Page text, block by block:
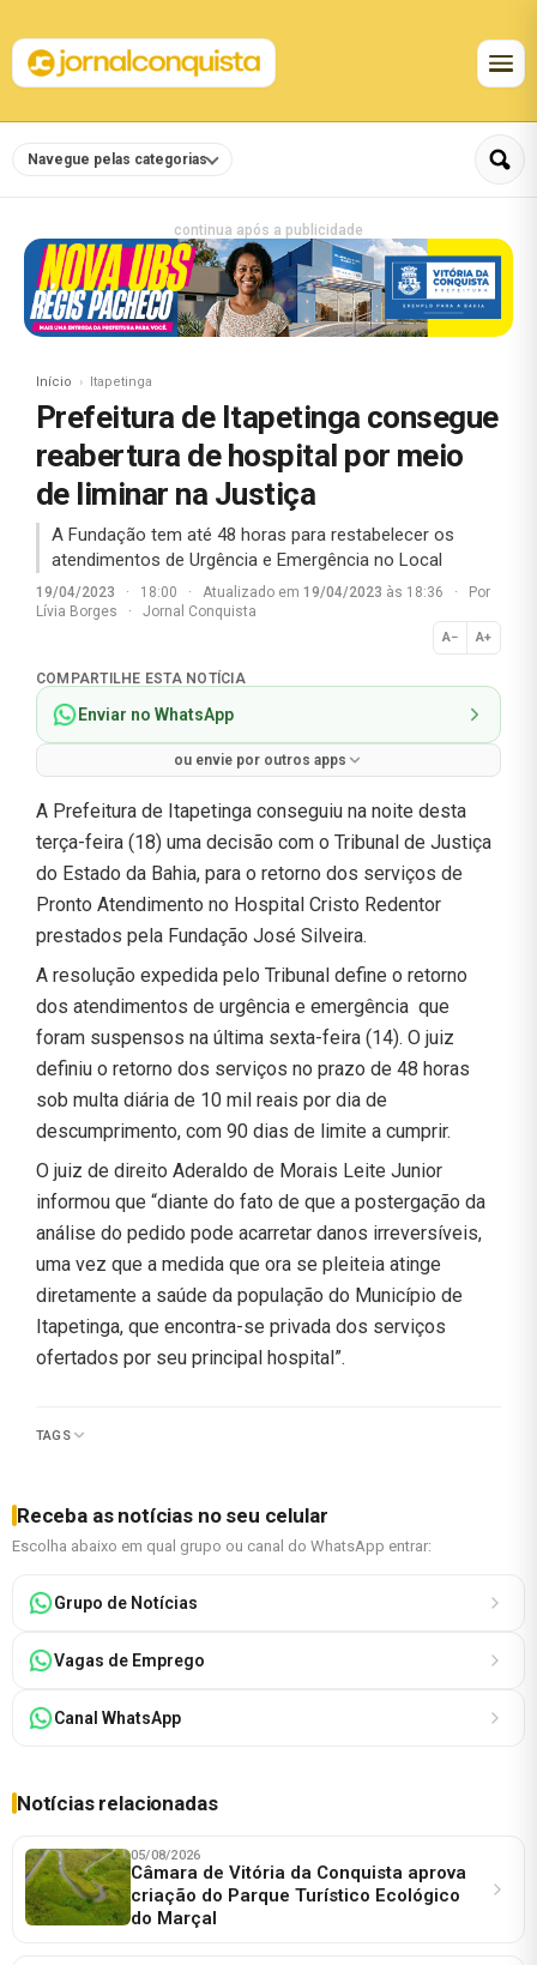
Navegue pelas categorias
continua após a publicidade
Início Itapetinga
Prefeitura de Itapetinga consegue
reabertura de hospital por meio
de liminar na Justiça
A Fundação tem até 48 horas para restabelecer os
atendimentos de Urgência e Emergência no Local
19/04/2023 · 18:00 · Atualizado em 19/04/2023 às 18:36 ·
Por
Lívia Borges
· Jornal Conquista
A− A+
Normal
COMPARTILHE ESTA NOTÍCIA
Enviar no WhatsApp
ou envie por outros apps
A Prefeitura de Itapetinga conseguiu na noite desta
terça-feira (18) uma decisão com o Tribunal de Justiça
do Estado da Bahia, para o retorno dos serviços de
Pronto Atendimento no Hospital Cristo Redentor
prestados pela Fundação José Silveira.
A resolução expedida pelo Tribunal define o retorno
dos atendimentos de urgência e emergência que
foram suspensos na última sexta-feira (14). O juiz
definiu o retorno dos serviços no prazo de 48 horas
sob multa diária de 10 mil reais por dia de
descumprimento, com 90 dias de limite a cumprir.
O juiz de direito Aderaldo de Morais Leite Junior
informou que “diante do fato de que a postergação da
análise do pedido pode acarretar danos irreversíveis,
uma vez que a medida que ora se pleiteia atinge
diretamente a saúde da população do Município de
Itapetinga, que encontra-se privada dos serviços
ofertados por seu principal hospital”.
TAGS
Receba as notícias no seu celular
Escolha abaixo em qual grupo ou canal do WhatsApp entrar:
Grupo de Notícias
Vagas de Emprego
Canal WhatsApp
Notícias relacionadas
05/08/2026
Câmara de Vitória da Conquista aprova
criação do Parque Turístico Ecológico
do Marçal